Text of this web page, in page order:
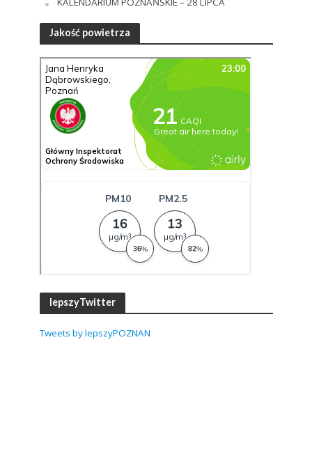
Jakość powietrza
lepszyTwitter
Tweets by lepszyPOZNAN